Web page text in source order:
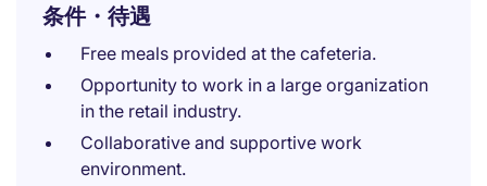
条件・待遇
Free meals provided at the cafeteria.
Opportunity to work in a large organization
in the retail industry.
Collaborative and supportive work
environment.